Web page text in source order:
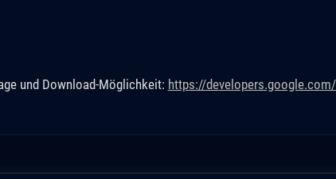
und Download-Möglichkeit: https://